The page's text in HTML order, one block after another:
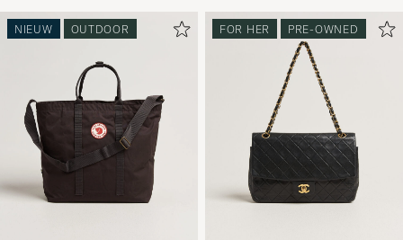
NIEUW OUTDOOR FOR HER PRE-OWNED